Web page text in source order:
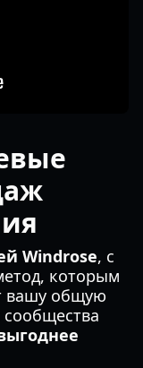
Windrose, с
которым
вашу общую
сообщества